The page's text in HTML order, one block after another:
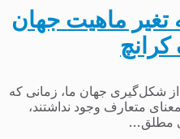
تغیر ماهیت جهان
شکل‌گیری جهان ما، زمانی که
متعارف وجود نداشتند،
مطلق...